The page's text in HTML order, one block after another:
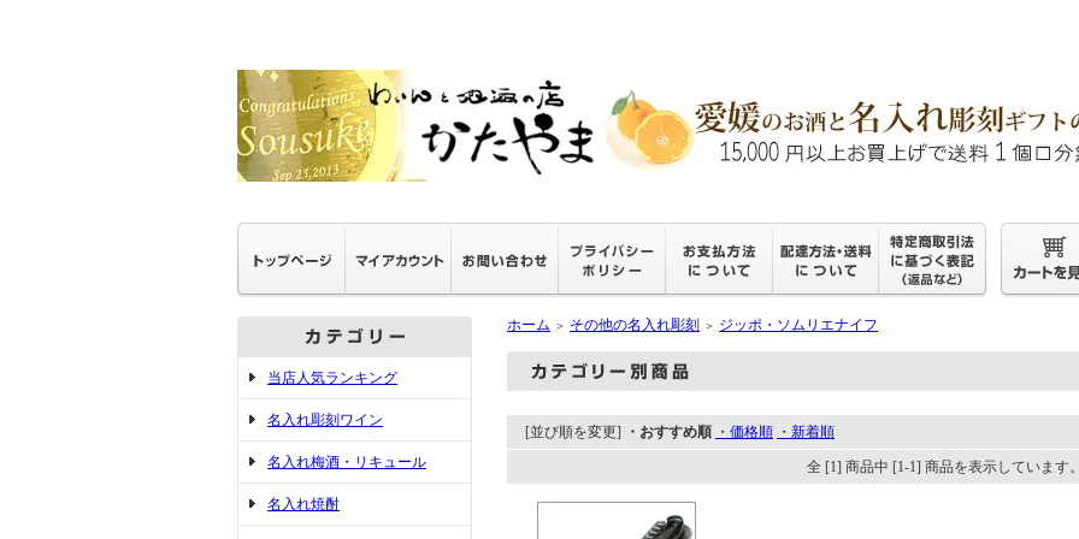
当店人気ランキング
名入れ彫刻ワイン
名入れ梅酒・リキュール
名入れ焼酎
ホーム ＞ その他の名入れ彫刻 ＞ ジッポ・ソムリエナイフ
[並び順を変更] ・おすすめ順 ・価格順 ・新着順
全 [1] 商品中 [1-1] 商品を表示しています